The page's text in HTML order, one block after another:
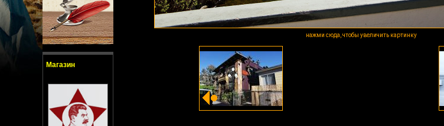
Магазин
нажми сюда, чтобы увеличить картинку